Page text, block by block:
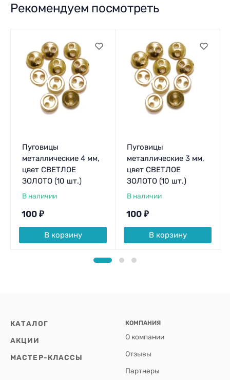
Рекомендуем посмотреть
Пуговицы
металлические 4 мм,
цвет СВЕТЛОЕ
ЗОЛОТО (10 шт.)
В наличии
100 ₽
В корзину
Пуговицы
металлические 3 мм,
цвет СВЕТЛОЕ
ЗОЛОТО (10 шт.)
В наличии
100 ₽
В корзину
КАТАЛОГ
АКЦИИ
МАСТЕР-КЛАССЫ
КОМПАНИЯ
О компании
Отзывы
Партнеры